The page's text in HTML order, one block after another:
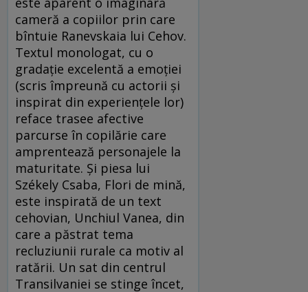
cameră a copiilor prin care
bîntuie Ranevskaia lui Cehov.
Textul monologat, cu o
gradaţie excelentă a emoţiei
(scris împreună cu actorii şi
inspirat din experienţele lor)
reface trasee afective
parcurse în copilărie care
amprentează personajele la
maturitate. Şi piesa lui
Székely Csaba, Flori de mină,
este inspirată de un text
cehovian, Unchiul Vanea, din
care a păstrat tema
recluziunii rurale ca motiv al
ratării. Un sat din centrul
Transilvaniei se stinge încet,